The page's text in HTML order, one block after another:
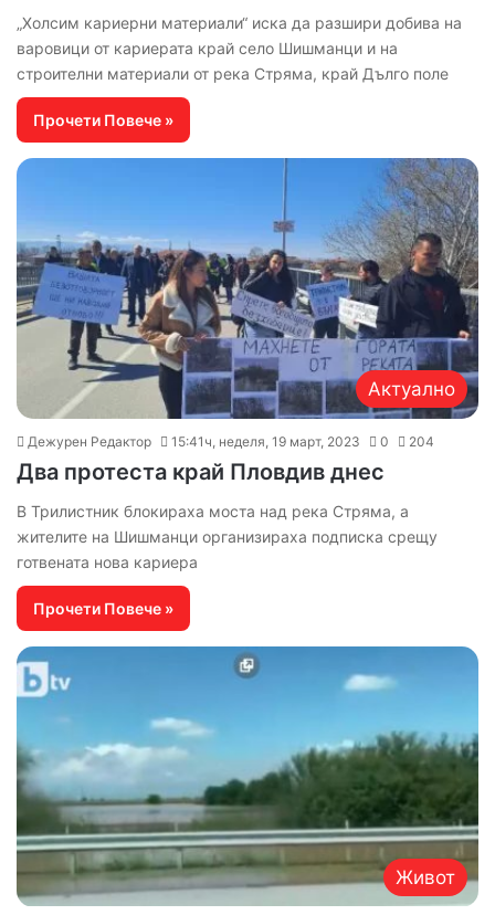
„Холсим кариерни материали“ иска да разшири добива на
варовици от кариерата край село Шишманци и на
строителни материали от река Стряма, край Дълго поле
Прочети Повече »
Актуално
Дежурен Редактор 15:41ч, неделя, 19 март, 2023 0 204
Два протеста край Пловдив днес
В Трилистник блокираха моста над река Стряма, а
жителите на Шишманци организираха подписка срещу
готвената нова кариера
Прочети Повече »
Живот